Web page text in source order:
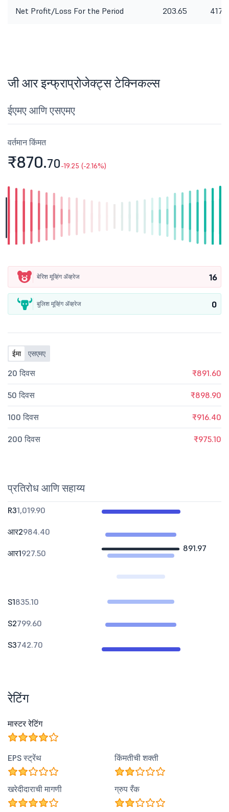
Net Profit/Loss For the Period 203.65
जी आर इन्फ्राप्रोजेक्ट्स टेक्निकल्स
ईएमए आणि एसएमए
वर्तमान किंमत
₹870.70-19.25 (-2.16%)
बेरिश मूव्हिंग ॲव्हरेज 16
बुलिश मूव्हिंग ॲव्हरेज 0
ईमा एसएमए
20 दिवस ₹891.60
50 दिवस ₹898.90
100 दिवस ₹916.40
200 दिवस ₹975.10
प्रतिरोध आणि सहाय्य
891.97
R31,019.90
आर2984.40
आर1927.50
S1835.10
S2799.60
S3742.70
रेटिंग
मास्टर रेटिंग
EPS स्ट्रेंथ किंमतीची शक्ती
खरेदीदाराची मागणी ग्रुप रँक